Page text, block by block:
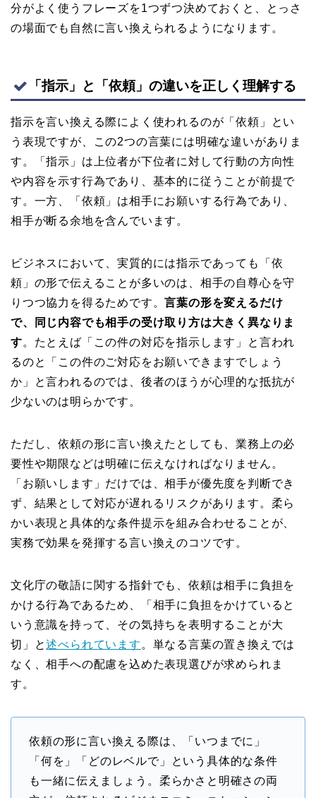
分がよく使うフレーズを1つずつ決めておくと、とっさ
の場面でも自然に言い換えられるようになります。
「指示」と「依頼」の違いを正しく理解する
指示を言い換える際によく使われるのが「依頼」とい
う表現ですが、この2つの言葉には明確な違いがありま
す。「指示」は上位者が下位者に対して行動の方向性
や内容を示す行為であり、基本的に従うことが前提で
す。一方、「依頼」は相手にお願いする行為であり、
相手が断る余地を含んでいます。
ビジネスにおいて、実質的には指示であっても「依
頼」の形で伝えることが多いのは、相手の自尊心を守
りつつ協力を得るためです。言葉の形を変えるだけ
で、同じ内容でも相手の受け取り方は大きく異なりま
す。たとえば「この件の対応を指示します」と言われ
るのと「この件のご対応をお願いできますでしょう
か」と言われるのでは、後者のほうが心理的な抵抗が
少ないのは明らかです。
ただし、依頼の形に言い換えたとしても、業務上の必
要性や期限などは明確に伝えなければなりません。
「お願いします」だけでは、相手が優先度を判断でき
ず、結果として対応が遅れるリスクがあります。柔ら
かい表現と具体的な条件提示を組み合わせることが、
実務で効果を発揮する言い換えのコツです。
文化庁の敬語に関する指針でも、依頼は相手に負担を
かける行為であるため、「相手に負担をかけていると
いう意識を持って、その気持ちを表明することが大
切」と述べられています 。単なる言葉の置き換えでは
なく、相手への配慮を込めた表現選びが求められま
す。
依頼の形に言い換える際は、「いつまでに」
「何を」「どのレベルで」という具体的な条件
も一緒に伝えましょう。柔らかさと明確さの両